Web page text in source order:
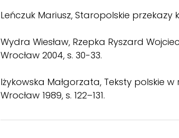
Leńczuk Mariusz, Staropolskie przekazy
Wydra Wiesław, Rzepka Ryszard
Wrocław 2004, s. 30-33.
Iżykowska Małgorzata, Teksty polskie w
Wrocław 1989, s. 122–131.